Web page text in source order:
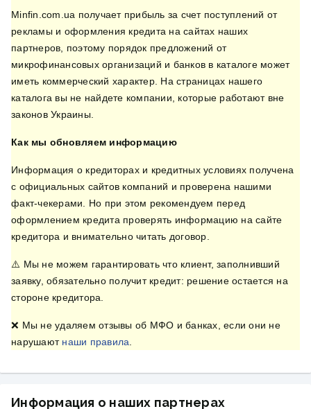
Minfin.com.ua получает прибыль за счет поступлений от
рекламы и оформления кредита на сайтах наших
партнеров, поэтому порядок предложений от
микрофинансовых организаций и банков в каталоге может
иметь коммерческий характер. На страницах нашего
каталога вы не найдете компании, которые работают вне
законов Украины.
Как мы обновляем информацию
Информация о кредиторах и кредитных условиях получена
с официальных сайтов компаний и проверена нашими
факт-чекерами. Но при этом рекомендуем перед
оформлением кредита проверять информацию на сайте
кредитора и внимательно читать договор.
⚠️ Мы не можем гарантировать что клиент, заполнивший
заявку, обязательно получит кредит: решение остается на
стороне кредитора.
❌ Мы не удаляем отзывы об МФО и банках, если они не
нарушают наши правила
Информация о наших партнерах